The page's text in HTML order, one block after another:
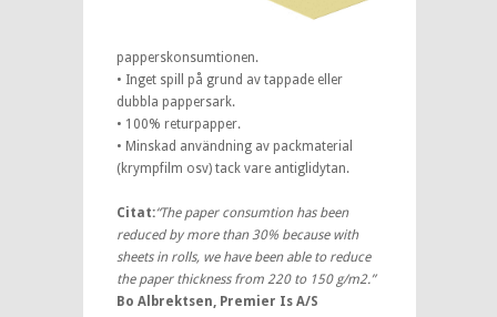
papperskonsumtionen.
• Inget spill på grund av tappade eller
dubbla pappersark.
• 100% returpapper.
• Minskad användning av packmaterial
(krympfilm osv) tack vare antiglidytan.
Citat:“The paper consumtion has been
reduced by more than 30% because with
sheets in rolls, we have been able to reduce
the paper thickness from 220 to 150 g/m2.”
Bo Albrektsen, Premier Is A/S